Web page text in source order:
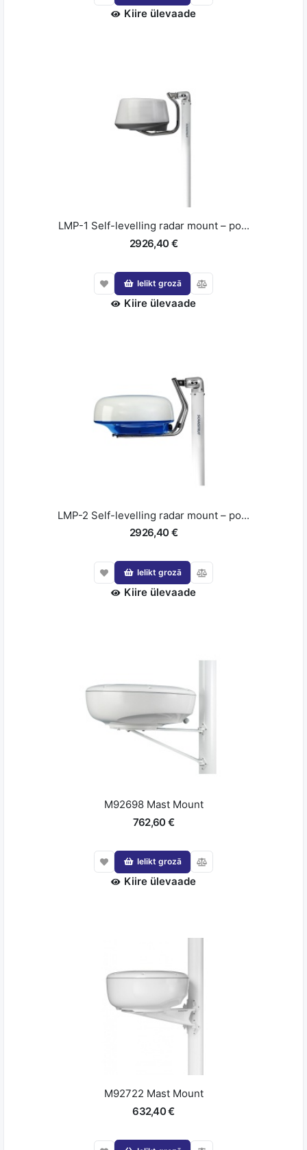
Kiire ülevaade
LMP-1 Self-levelling radar mount – po...
2926,40 €
Ielikt grozā
Kiire ülevaade
LMP-2 Self-levelling radar mount – po...
2926,40 €
Ielikt grozā
Kiire ülevaade
M92698 Mast Mount
762,60 €
Ielikt grozā
Kiire ülevaade
M92722 Mast Mount
632,40 €